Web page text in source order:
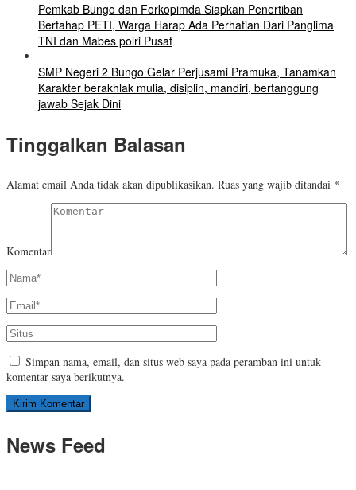
Pemkab Bungo dan Forkopimda Siapkan Penertiban
Bertahap PETI, Warga Harap Ada Perhatian Dari Panglima
TNI dan Mabes polri Pusat
SMP Negeri 2 Bungo Gelar Perjusami Pramuka, Tanamkan
Karakter berakhlak mulia, disiplin, mandiri, bertanggung
jawab Sejak Dini
Tinggalkan Balasan
Alamat email Anda tidak akan dipublikasikan. Ruas yang wajib ditandai *
Komentar
Simpan nama, email, dan situs web saya pada peramban ini untuk
komentar saya berikutnya.
News Feed